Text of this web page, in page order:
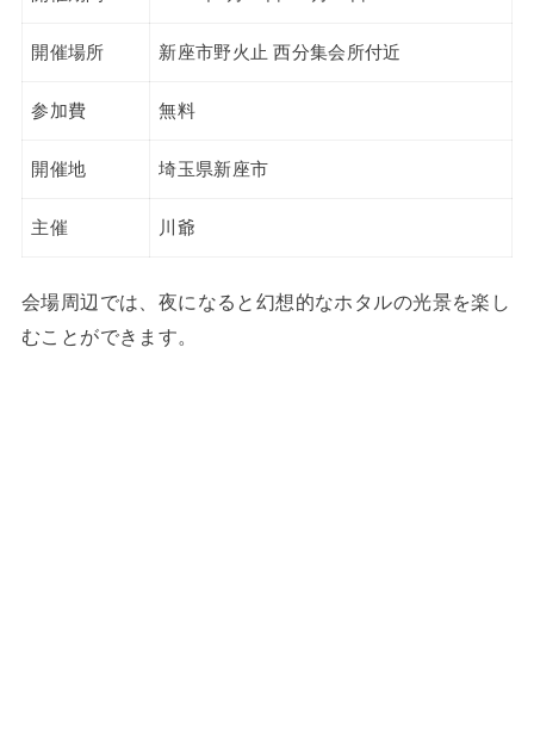
開催場所 新座市野火止 西分集会所付近
参加費 無料
開催地 埼玉県新座市
主催 川爺
会場周辺では、夜になると幻想的なホタルの光景を楽し
むことができます。